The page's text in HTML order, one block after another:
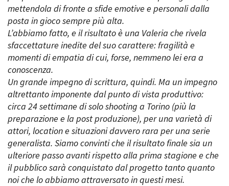
mettendola di fronte a sfide emotive e personali dalla
posta in gioco sempre più alta.
L’abbiamo fatto, e il risultato è una Valeria che rivela
sfaccettature inedite del suo carattere: fragilità e
momenti di empatia di cui, forse, nemmeno lei era a
conoscenza.
Un grande impegno di scrittura, quindi. Ma un impegno
altrettanto imponente dal punto di vista produttivo:
circa 24 settimane di solo shooting a Torino (più la
preparazione e la post produzione), per una varietà di
attori, location e situazioni davvero rara per una serie
generalista. Siamo convinti che il risultato finale sia un
ulteriore passo avanti rispetto alla prima stagione e che
il pubblico sarà conquistato dal progetto tanto quanto
noi che lo abbiamo attraversato in questi mesi.